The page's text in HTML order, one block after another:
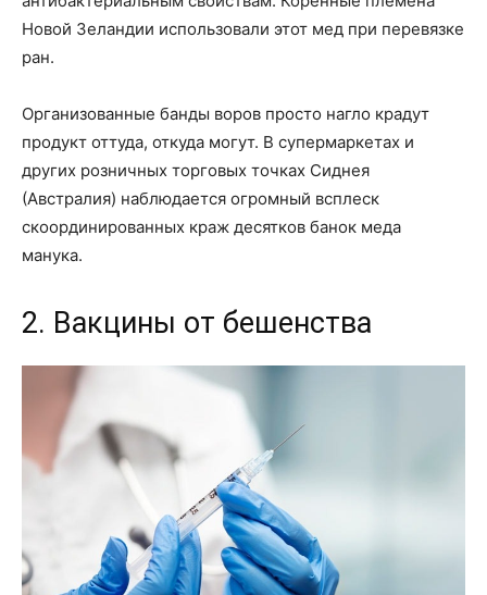
Новой Зеландии использовали этот мед при перевязке
ран.
Организованные банды воров просто нагло крадут
продукт оттуда, откуда могут. В супермаркетах и
других розничных торговых точках Сиднея
(Австралия) наблюдается огромный всплеск
скоординированных краж десятков банок меда
манука.
2. Вакцины от бешенства